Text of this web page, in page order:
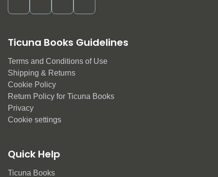
Ticuna Books Guidelines
Terms and Conditions of Use
Shipping & Returns
Cookie Policy
Return Policy for Ticuna Books
Privacy
Cookie settings
Quick Help
Ticuna Books